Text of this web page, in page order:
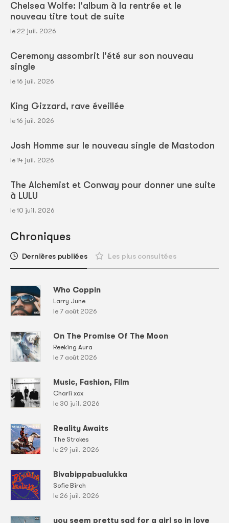
Chelsea Wolfe: l'album à la rentrée et le
nouveau titre tout de suite
le 22 juil. 2026
Ceremony assombrit l'été sur son nouveau
single
le 16 juil. 2026
King Gizzard, rave éveillée
le 16 juil. 2026
Josh Homme sur le nouveau single de Mastodon
le 14 juil. 2026
The Alchemist et Conway pour donner une suite
à LULU
le 10 juil. 2026
Chroniques
Dernières publiées Les plus consultées
Who Coppin
Larry June
le 7 août 2026
On The Promise Of The Moon
Reeking Aura
le 7 août 2026
Music, Fashion, Film
Charli xcx
le 30 juil. 2026
Reality Awaits
The Strokes
le 29 juil. 2026
Bivabippabualukka
Sofie Birch
le 26 juil. 2026
you seem pretty sad for a girl so in love